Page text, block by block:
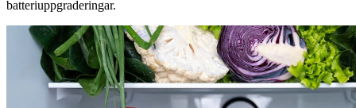
batteriuppgraderingar.